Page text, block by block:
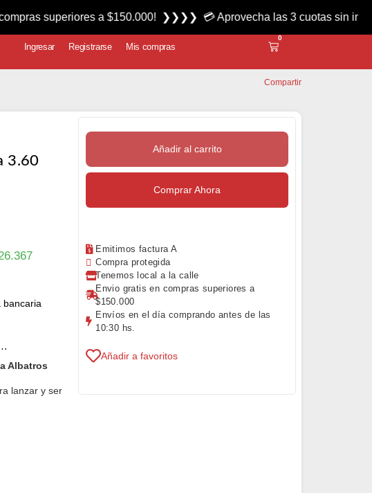
Ingresar Registrarse Mis compras
0
Compartir
3.60
bancaria
Albatros
lanzar y ser
Añadir al carrito
Comprar Ahora
Emitimos factura A
Compra protegida
Tenemos local a la calle
Envio gratis en compras superiores a
$150.000
Envíos en el día comprando antes de las
10:30 hs.
Añadir a favoritos
a $150.000! ❯❯❯❯ 💳 Aprovecha las 3 cuotas sin interés